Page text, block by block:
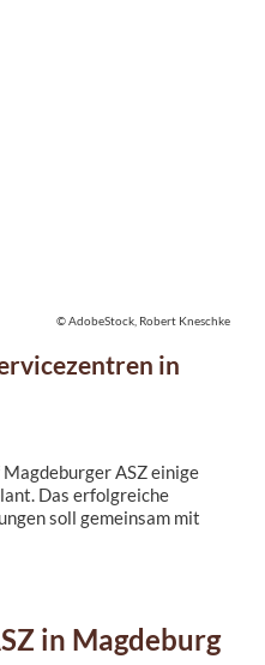
in
ASZ einige
Das erfolgreiche
soll gemeinsam mit
soll im Rahmen
© AdobeStock, Robert Kneschke
in Magdeburg